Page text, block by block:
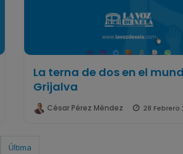
La terna de dos en el
Grijalva
César Pérez Méndez 28 Febrero
Última